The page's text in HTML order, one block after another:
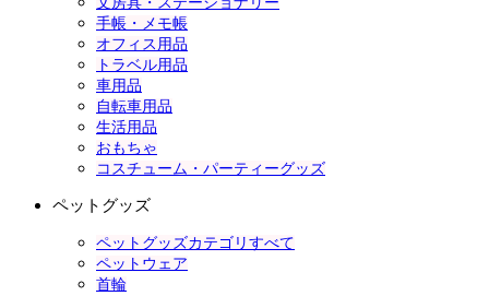
手帳・メモ帳
オフィス用品
トラベル用品
車用品
自転車用品
生活用品
おもちゃ
コスチューム・パーティーグッズ
ペットグッズ
ペットグッズカテゴリすべて
ペットウェア
首輪